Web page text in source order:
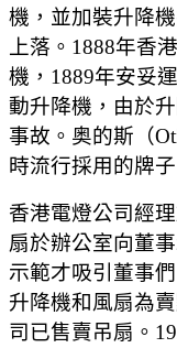
機，並加裝升降
上落。1888年香
機，1889年安妥
動升降機，由於
事故。奥的斯（
時流行採用的牌
香港電燈公司經
扇於辦公室向董
示範才吸引董事
升降機和風扇為
司已售賣吊扇。